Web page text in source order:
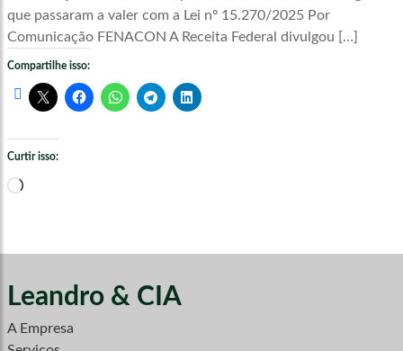
que passaram a valer com a Lei nº 15.270/2025 Por
Comunicação FENACON A Receita Federal divulgou […]
Compartilhe isso:
Curtir isso:
Carregando...
Leandro & CIA
A Empresa